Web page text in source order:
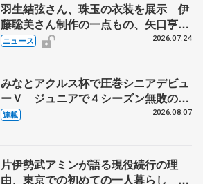
羽生結弦さん、珠玉の衣装を展示 伊
藤聡美さん制作の一点もの、矢口亨さ
んが撮影
ニュース 2026.07.24
みなとアクルス杯で圧巻シニアデビュ
ーＶ ジュニアで４シーズン無敗の島
田麻央
連載 2026.08.07
片伊勢武アミンが語る現役続行の理
由、東京での初めての一人暮らし 注